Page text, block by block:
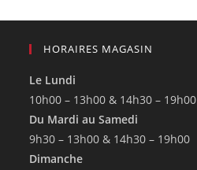
HORAIRES MAGASIN
Le Lundi
10h00 – 13h00 & 14h30 – 19h00
Du Mardi au Samedi
9h30 – 13h00 & 14h30 – 19h00
Dimanche